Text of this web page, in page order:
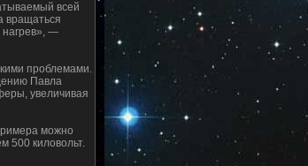
всей
вращаться
нагрев», —
проблемами.
Павла
увеличивая
можно
500 киловольт.